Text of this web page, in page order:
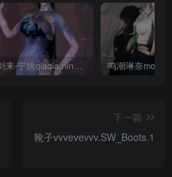
剑来-宁姚qiaqia.ningyao-re.1
下一篇
靴子vvvevevvv.SW_Boots.1